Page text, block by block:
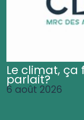
Le climat, ça
parlait?
6 août 2026